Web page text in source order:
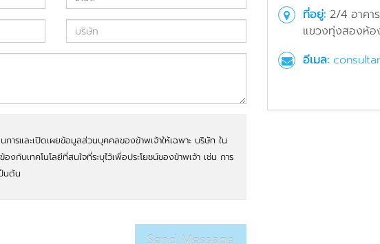
การและเปิดเผยข้อมูลส่วนบุคคลของข้าพเจ้าให้เฉพาะ บริษัท ใน
งกับเทคโนโลยีที่สนใจที่ระบุไว้เพื่อประโยชน์ของข้าพเจ้า เช่น การ
นต้น
ที่อยู่: 2/4 อาคา
แขวงทุ่งสองห้อ
อีเมล: